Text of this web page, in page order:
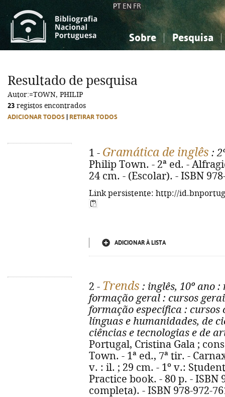
PT EN FR
Sobre Pesquisa
Ciências sociais...
Ciências sociais...
Resultado de pesquisa
Autor:=TOWN, PHILIP
23 registos encontrados
ADICIONAR TODOS RETIRAR TODOS
1 - Gramática de inglês :
Philip Town. - 2ª ed. -
24 cm. - (Escolar). - ISBN
Link persistente: http://
ADICIONAR À LISTA
2 - Trends : inglês, 10º ano :
formação geral : cursos
formação específica : cursos
línguas e humanidades, de
ciências e tecnologias e de
Portugal, Cristina Gala ;
Town. - 1ª ed., 7ª tir. -
v. : il. ; 29 cm. - 1º v.:
Practice book. - 80 p. - ISBN
completa). - ISBN 978-972-